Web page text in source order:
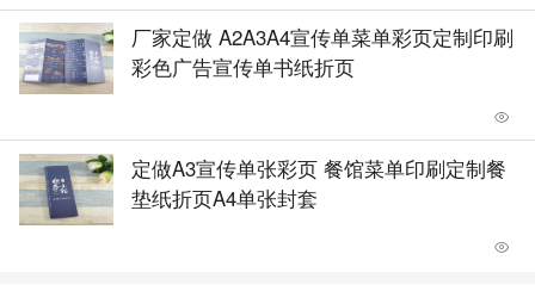
厂家定做 A2A3A4宣传单菜单彩页定制印刷
彩色广告宣传单书纸折页
定做A3宣传单张彩页 餐馆菜单印刷定制餐
垫纸折页A4单张封套